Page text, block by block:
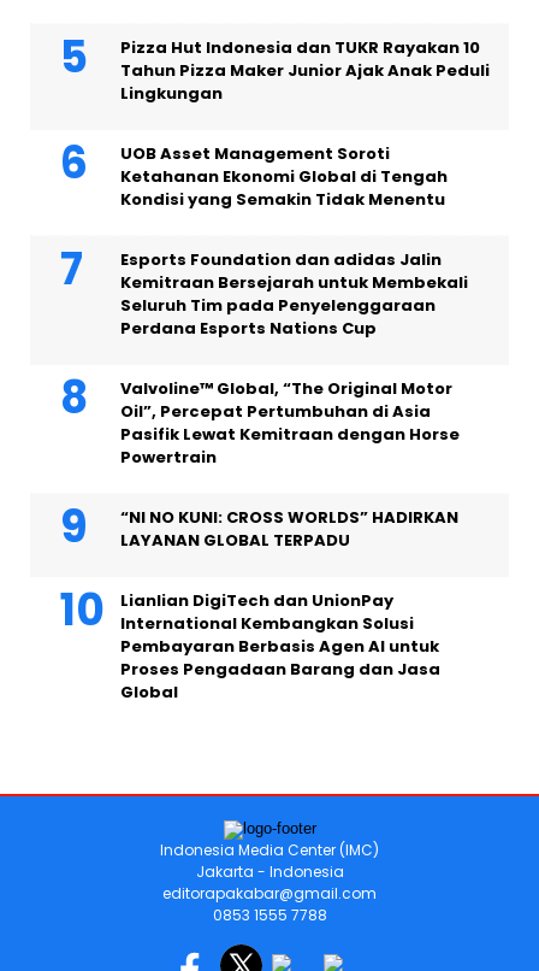
Pizza Hut Indonesia dan TUKR Rayakan 10
Tahun Pizza Maker Junior Ajak Anak Peduli
Lingkungan
UOB Asset Management Soroti
Ketahanan Ekonomi Global di Tengah
Kondisi yang Semakin Tidak Menentu
Esports Foundation dan adidas Jalin
Kemitraan Bersejarah untuk Membekali
Seluruh Tim pada Penyelenggaraan
Perdana Esports Nations Cup
Valvoline™ Global, “The Original Motor
Oil”, Percepat Pertumbuhan di Asia
Pasifik Lewat Kemitraan dengan Horse
Powertrain
“NI NO KUNI: CROSS WORLDS” HADIRKAN
LAYANAN GLOBAL TERPADU
Lianlian DigiTech dan UnionPay
International Kembangkan Solusi
Pembayaran Berbasis Agen AI untuk
Proses Pengadaan Barang dan Jasa
Global
Indonesia Media Center (IMC)
Jakarta - Indonesia
editorapakabar@gmail.com
0853 1555 7788